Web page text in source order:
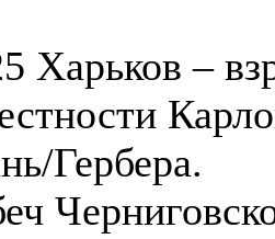
Харьков –
Гербера.